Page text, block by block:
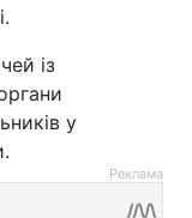
із
у
Реклама